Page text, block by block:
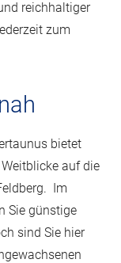
reichhaltiger
zum
bietet
auf die
Im
Sie günstige
sind Sie hier